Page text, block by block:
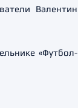
Валентин
«Футбол-